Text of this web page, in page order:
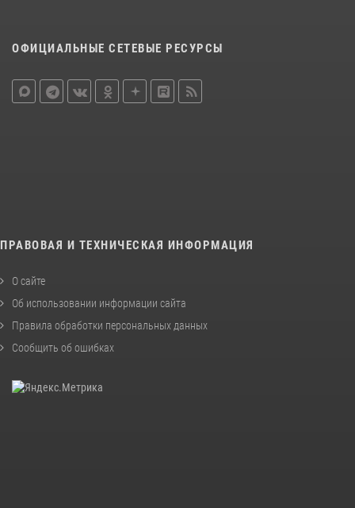
ОФИЦИАЛЬНЫЕ СЕТЕВЫЕ РЕСУРСЫ
ПРАВОВАЯ И ТЕХНИЧЕСКАЯ ИНФОРМАЦИЯ
О сайте
Об использовании информации сайта
Правила обработки персональных данных
Сообщить об ошибках